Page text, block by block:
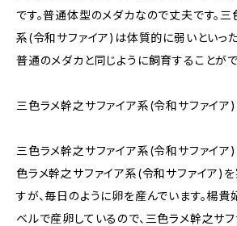
です。普通体型のメダカなので丈夫です。三
系(令和サファイア)は体質的に弱いといっ
普通のメダカと同じように飼育することがで
三色ラメ幹之サファイア系(令和サファイア
三色ラメ幹之サファイア系(令和サファイア
色ラメ幹之サファイア系(令和サファイア)
すが、毎日のように卵を産んでいます。楊貴
ベルで産卵しているので、三色ラメ幹之サ